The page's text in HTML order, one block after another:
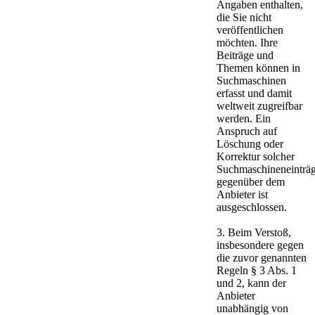
Angaben enthalten,
die Sie nicht
veröffentlichen
möchten. Ihre
Beiträge und
Themen können in
Suchmaschinen
erfasst und damit
weltweit zugreifbar
werden. Ein
Anspruch auf
Löschung oder
Korrektur solcher
gegenüber dem
Anbieter ist
ausgeschlossen.
3. Beim Verstoß,
insbesondere gegen
die zuvor genannten
Regeln § 3 Abs. 1
und 2, kann der
Anbieter
unabhängig von